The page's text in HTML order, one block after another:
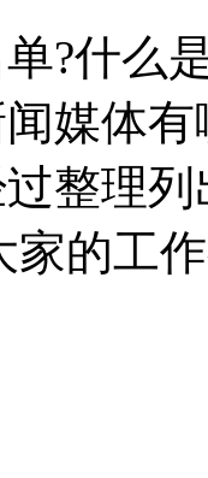
?什么
媒体
整理
家的工